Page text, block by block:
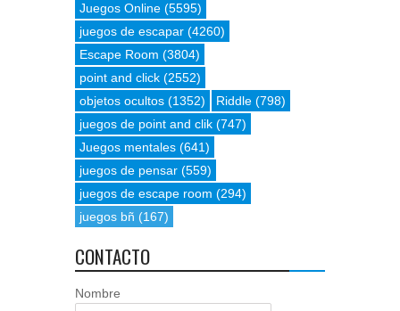
Juegos Online (5595)
juegos de escapar (4260)
Escape Room (3804)
point and click (2552)
objetos ocultos (1352) Riddle (798)
juegos de point and clik (747)
Juegos mentales (641)
juegos de pensar (559)
juegos de escape room (294)
juegos bñ (167)
CONTACTO
Nombre